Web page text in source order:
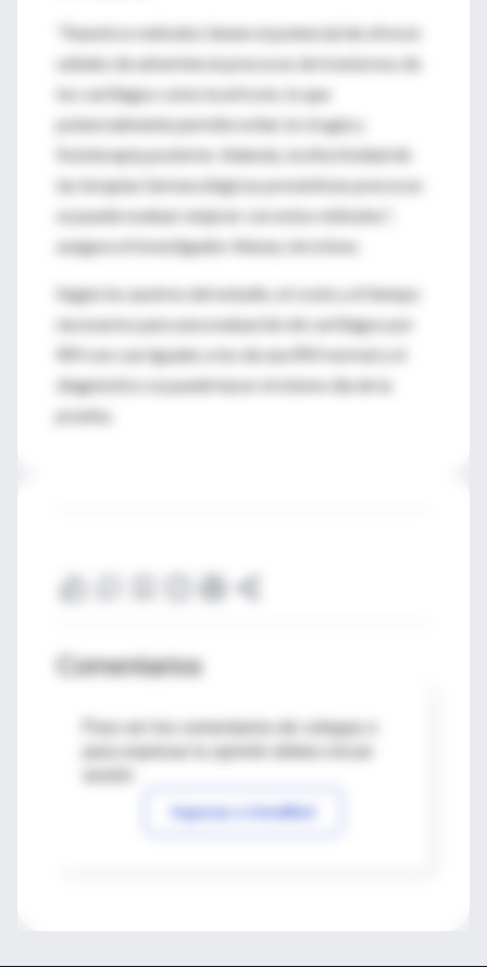
"Nuestros métodos tienen el potencial de ofrecer
señales de advertencia precoces de trastornos de
los cartílagos como la artrosis, lo que
potencialmente permite evitar la cirugía y
fisioterapia posterior. Además, la efectividad de
las terapias farmacológicas preventivas precoces
se puede evaluar mejorar con estos métodos",
asegura el investigador Alexey Jerschow.
Según los auotres del estudio, el coste y el tiempo
necesarios para una evaluación de cartílagos por
RM son casi iguales a los de una RM normal y el
diagnóstico se puede hacer el mismo día de la
prueba.
Comentarios
Para ver los comentarios de colegas o
Ingresar a IntraMed